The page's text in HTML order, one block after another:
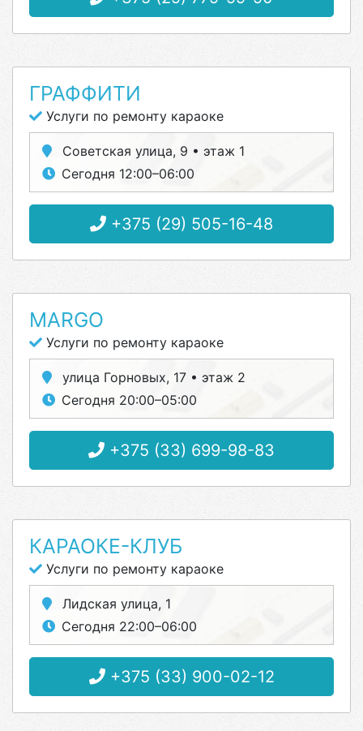
ГРАФФИТИ
Услуги по ремонту караоке
Советская улица, 9 • этаж 1
Сегодня 12:00–06:00
+375 (29) 505-16-48
MARGO
Услуги по ремонту караоке
улица Горновых, 17 • этаж 2
Сегодня 20:00–05:00
+375 (33) 699-98-83
КАРАОКЕ-КЛУБ
Услуги по ремонту караоке
Лидская улица, 1
Сегодня 22:00–06:00
+375 (33) 900-02-12